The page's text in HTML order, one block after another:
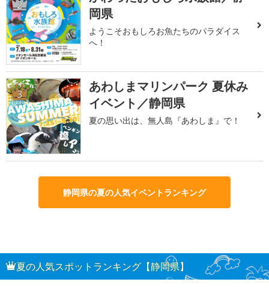
2
岡県
ようこそおもしろお魚たちのパラダイス
へ！
3
あわしまマリンパーク 夏休み
イベント／静岡県
夏の思い出は、無人島『あわしま』で！
静岡県の夏の人気イベントランキング
夏の人気スポットランキング【静岡県】